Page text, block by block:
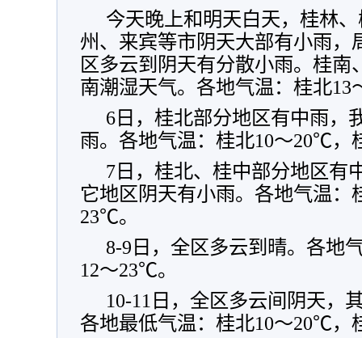
今天晚上和明天白天，桂林
州、来宾等市阴天大部有小雨，
区多云到阴天有分散小雨。桂南
南潮湿天气。各地气温：桂北
6日，桂北部分地区有中雨，
雨。各地气温：桂北10～20℃，
7日，桂北、桂中部分地区有
它地区阴天有小雨。各地气温
23℃。
8-9日，全区多云到晴。各地
12～23℃。
10-11日，全区多云间阴天，
各地最低气温：桂北10～20℃，